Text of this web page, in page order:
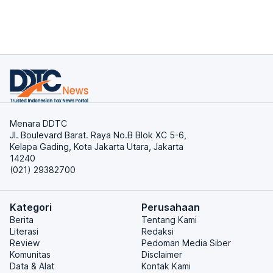
Menara DDTC
Jl. Boulevard Barat. Raya No.B Blok XC 5-6,
Kelapa Gading, Kota Jakarta Utara, Jakarta
14240
(021) 29382700
Kategori
Berita
Literasi
Review
Komunitas
Data & Alat
Perusahaan
Tentang Kami
Redaksi
Pedoman Media Siber
Disclaimer
Kontak Kami